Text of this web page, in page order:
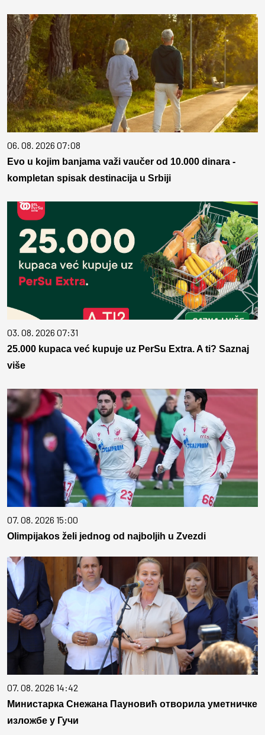
06. 08. 2026 07:08
Evo u kojim banjama važi vaučer od 10.000 dinara -
kompletan spisak destinacija u Srbiji
03. 08. 2026 07:31
25.000 kupaca već kupuje uz PerSu Extra. A ti? Saznaj
više
07. 08. 2026 15:00
Olimpijakos želi jednog od najboljih u Zvezdi
07. 08. 2026 14:42
Министарка Снежана Пауновић отворила уметничке
изложбе у Гучи